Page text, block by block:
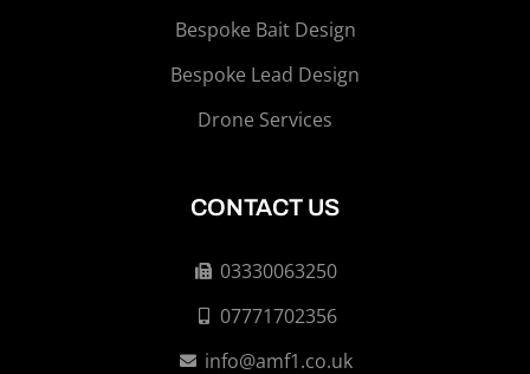
Bespoke Bait Design
Bespoke Lead Design
Drone Services
CONTACT US
03330063250
07771702356
info@amf1.co.uk